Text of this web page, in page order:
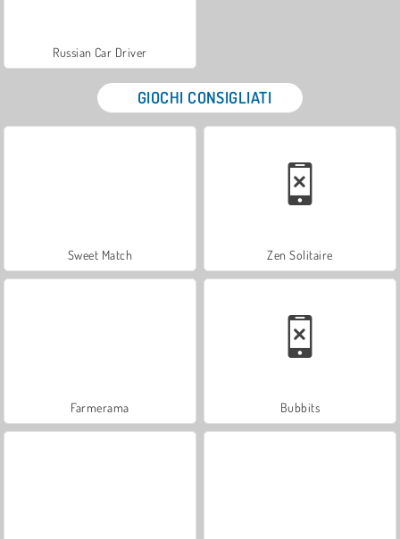
Russian Car Driver
GIOCHI CONSIGLIATI
Sweet Match Zen Solitaire
Farmerama Bubbits